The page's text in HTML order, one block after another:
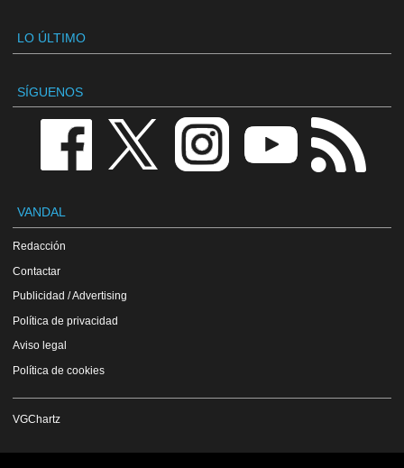
LO ÚLTIMO
SÍGUENOS
VANDAL
Redacción
Contactar
Publicidad / Advertising
Política de privacidad
Aviso legal
Política de cookies
VGChartz